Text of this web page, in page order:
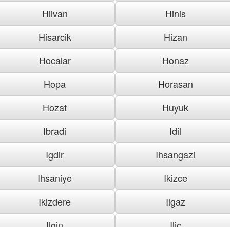
Hilvan
Hinis
Hisarcik
Hizan
Hocalar
Honaz
Hopa
Horasan
Hozat
Huyuk
Ibradi
Idil
Igdir
Ihsangazi
Ihsaniye
Ikizce
Ikizdere
Ilgaz